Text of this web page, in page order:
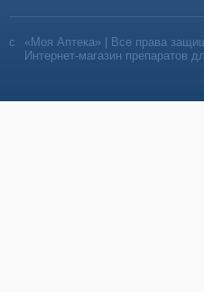
«Моя Аптека» | Все права
Интернет-магазин препаратов